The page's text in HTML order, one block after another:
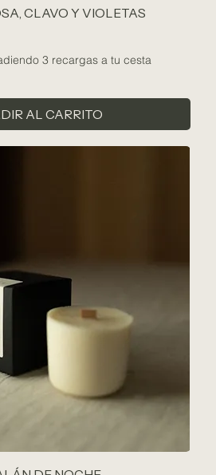
CLAVO Y VIOLETAS
3 recargas a tu cesta
AL CARRITO